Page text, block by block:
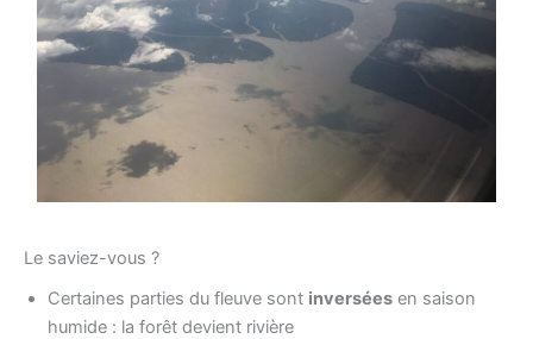
Le saviez-vous ?
Certaines parties du fleuve sont inversées en saison
humide : la forêt devient rivière